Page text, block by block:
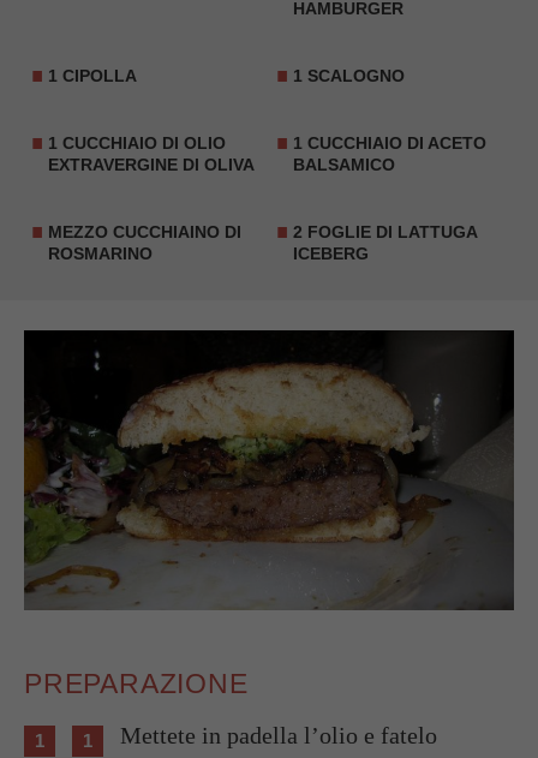
HAMBURGER
1 CIPOLLA 1 SCALOGNO
1 CUCCHIAIO DI OLIO
EXTRAVERGINE DI OLIVA
1 CUCCHIAIO DI ACETO
BALSAMICO
MEZZO CUCCHIAINO DI
ROSMARINO
2 FOGLIE DI LATTUGA
ICEBERG
PREPARAZIONE
Mettete in padella l’olio e fatelo